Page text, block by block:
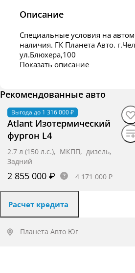
Описание
Специальные условия на
наличия. ГК Планета Авто. г.Челябинск,
ул.Блюхера,100
Показать описание
Рекомендованные авто
Выгода до 1 316 000 ₽
В наличии·авто
Atlant Изотермический
фургон L4
2.7 л (150 л.с.), МКПП, дизель,
Задний
2 855 000 ₽ 4 171 000 ₽
Расчет кредита
Планета Авто Юг